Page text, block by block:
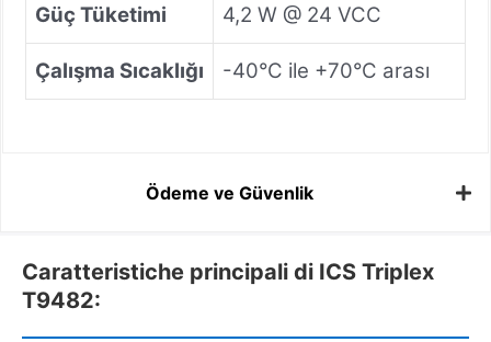
Güç Tüketimi 4,2 W @ 24 VCC
Çalışma Sıcaklığı -40°C ile +70°C arası
Ödeme ve Güvenlik
Caratteristiche principali di ICS Triplex
T9482: